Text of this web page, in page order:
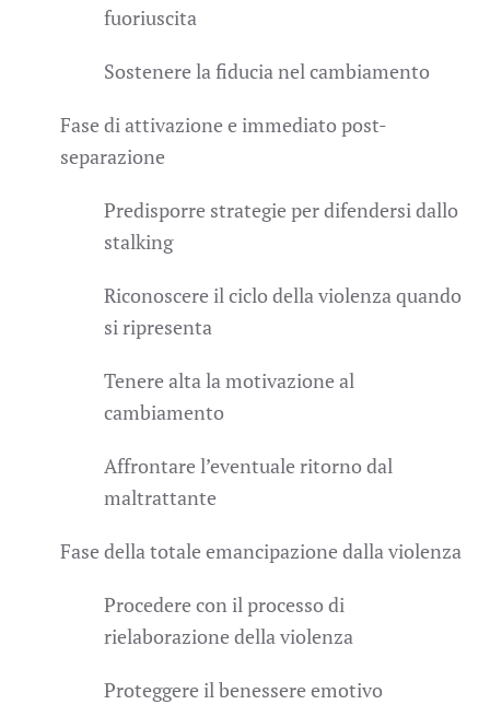
fuoriuscita
Sostenere la fiducia nel cambiamento
Fase di attivazione e immediato post-
separazione
Predisporre strategie per difendersi dallo
stalking
Riconoscere il ciclo della violenza quando
si ripresenta
Tenere alta la motivazione al
cambiamento
Affrontare l’eventuale ritorno dal
maltrattante
Fase della totale emancipazione dalla violenza
Procedere con il processo di
rielaborazione della violenza
Proteggere il benessere emotivo